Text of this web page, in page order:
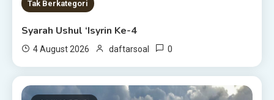
Tak Berkategori
Syarah Ushul ‘Isyrin Ke-4
4 August 2026 daftarsoal 0